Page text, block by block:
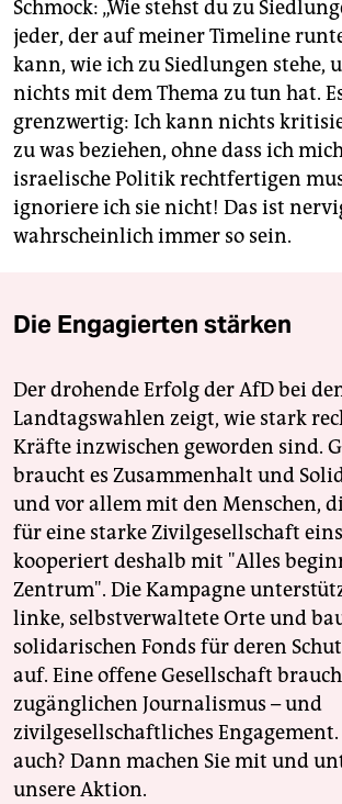
Schmock: „Wie stehst du zu
jeder, der auf meiner Timeline
kann, wie ich zu Siedlungen stehe,
nichts mit dem Thema zu tun hat.
grenzwertig: Ich kann nichts
zu was beziehen, ohne dass ich
israelische Politik rechtfertigen
ignoriere ich sie nicht! Das ist
wahrscheinlich immer so sein.
Die Engagierten stärken
Der drohende Erfolg der AfD bei
Landtagswahlen zeigt, wie stark
Kräfte inzwischen geworden sind.
braucht es Zusammenhalt und
und vor allem mit den Menschen,
für eine starke Zivilgesellschaft
kooperiert deshalb mit "Alles
Zentrum". Die Kampagne
linke, selbstverwaltete Orte und
solidarischen Fonds für deren
auf. Eine offene Gesellschaft
zugänglichen Journalismus – und
zivilgesellschaftliches Engagement.
auch? Dann machen Sie mit und
unsere Aktion.